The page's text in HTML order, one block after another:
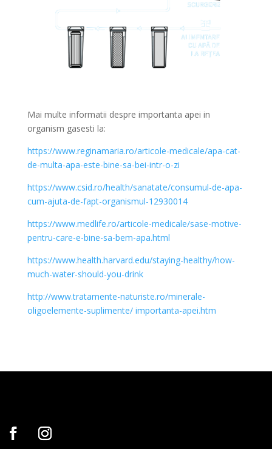
Mai multe informatii despre importanta apei in
organism gasesti la:
https://www.reginamaria.ro/articole-medicale/apa-cat-
de-multa-apa-este-bine-sa-bei-intr-o-zi
https://www.csid.ro/health/sanatate/consumul-de-apa-
cum-ajuta-de-fapt-organismul-12930014
https://www.medlife.ro/articole-medicale/sase-motive-
pentru-care-e-bine-sa-bem-apa.html
https://www.health.harvard.edu/staying-healthy/how-
much-water-should-you-drink
http://www.tratamente-naturiste.ro/minerale-
oligoelemente-suplimente/ importanta-apei.htm